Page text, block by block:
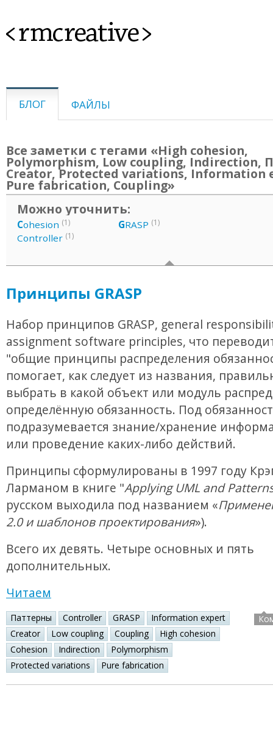
<rmcreative>
БЛОГ ФАЙЛЫ
Все заметки с тегами «High cohesion,
Polymorphism, Low coupling, Indirection,
Creator, Protected variations, Information
Pure fabrication, Coupling»
Можно уточнить:
Cohesion (1)
Controller (1)
GRASP (1)
Принципы GRASP
Набор принципов GRASP, general
assignment software principles, что
"общие принципы распределения
помогает, как следует из названия,
выбрать в какой объект или модуль
определённую обязанность. Под
подразумевается знание/хранение
или проведение каких-либо действий.
Принципы сформулированы в 1997 году
Ларманом в книге "Applying UML and
русском выходила под названием «
2.0 и шаблонов проектирования»).
Всего их девять. Четыре основных и пять
дополнительных.
Читаем
Паттерны Controller GRASP
Information expert
Creator
Low coupling Coupling
High cohesion
Cohesion
Indirection
Polymorphism
Protected variations
Pure fabrication